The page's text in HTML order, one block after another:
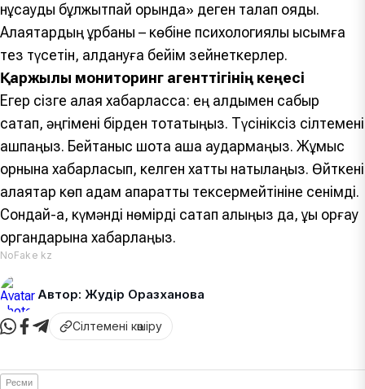
нұсқауды бұлжытпай орында» деген талап қояды.
Алаяқтардың құрбаны – көбіне психологиялық қысымға
тез түсетін, алдануға бейім зейнеткерлер.
Қаржылық мониторинг агенттігінің кеңесі
Егер сізге алаяқ хабарласса: ең алдымен сабыр
сақтап, әңгімені бірден тоқтатыңыз. Түсініксіз сілтемені
ашпаңыз. Бейтаныс шотқа ақша аудармаңыз. Жұмыс
орнына хабарласып, келген хатты нақтылаңыз. Өйткені
алаяқтар көп адам ақпаратты тексермейтініне сенімді.
Сондай-ақ, күмәнді нөмірді сақтап алыңыз да, құқық қорғау
органдарына хабарлаңыз.
NoFake kz
Автор: Жәудір Оразханова
Сілтемені көшіру
Ресми